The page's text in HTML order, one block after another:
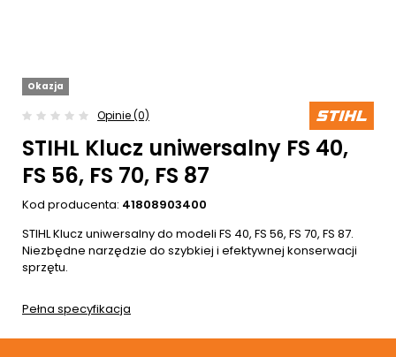
Okazja
Opinie (0)
STIHL Klucz uniwersalny FS 40,
FS 56, FS 70, FS 87
Kod producenta: 41808903400
STIHL Klucz uniwersalny do modeli FS 40, FS 56, FS 70, FS 87.
Niezbędne narzędzie do szybkiej i efektywnej konserwacji
sprzętu.
Pełna specyfikacja